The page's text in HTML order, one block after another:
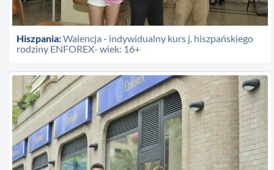
Hiszpania:Walencja - indywidualny kurs j. hiszpańskiego
rodziny ENFOREX- wiek: 16+